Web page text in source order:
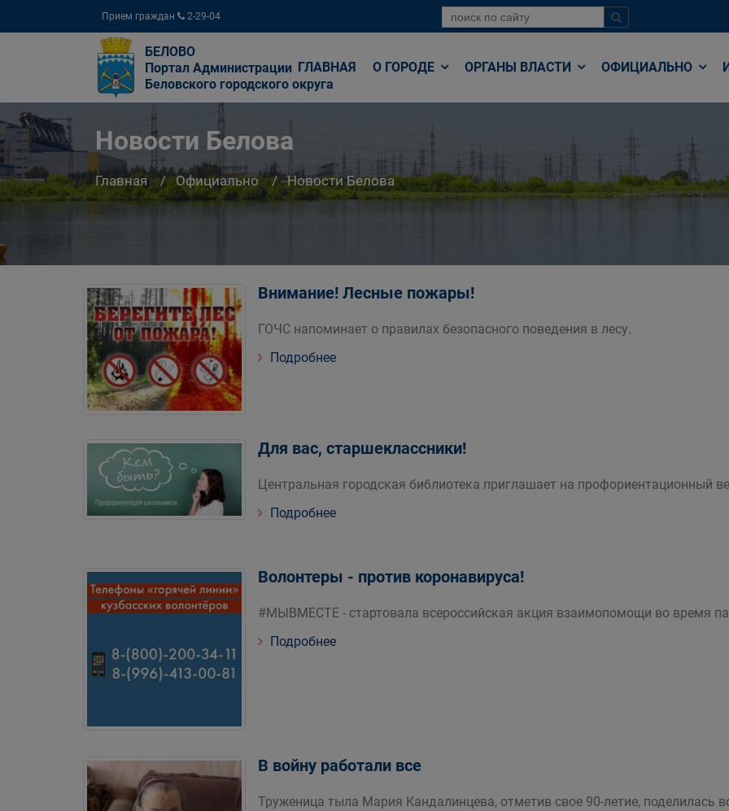
Прием граждан 2-29-04
БЕЛОВО
Портал Администрации
Беловского городского округа
ГЛАВНАЯ О ГОРОДЕ ОРГАНЫ ВЛАСТИ ОФИЦИАЛЬНО
Новости Белова
Главная Официально Новости Белова
Внимание! Лесные пожары!
ГОЧС напоминает о правилах безопасного поведения в лесу.
Подробнее
Для вас, старшеклассники!
Центральная городская библиотека приглашает на профориентационный
Подробнее
Волонтеры - против коронавируса!
#МЫВМЕСТЕ - стартовала всероссийская акция взаимопомощи во время
Подробнее
В войну работали все
Труженица тыла Мария Кандалинцева, отметив свое 90-летие, поделилась